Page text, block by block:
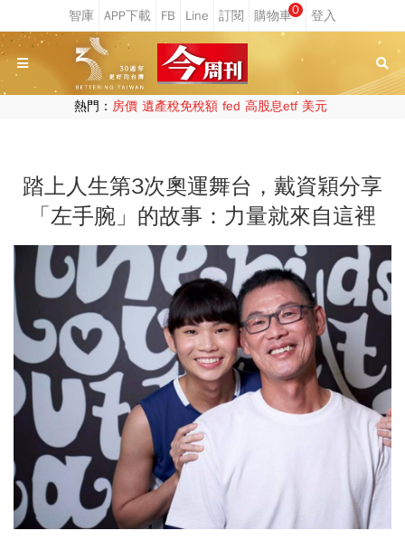
0
熱門： 房價 遺產稅免稅額 fed 高股息etf 美元
踏上人生第3次奧運舞台，戴資穎分享
「左手腕」的故事：力量就來自這裡